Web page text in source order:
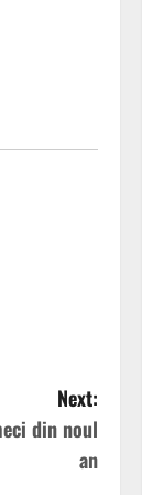
Next:
din noul
an